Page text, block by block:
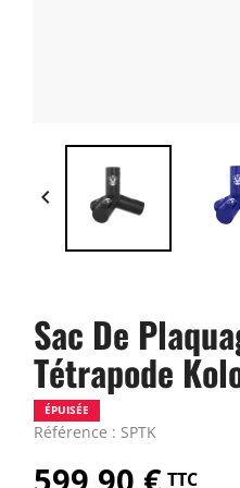

Sac De
Tétrapode
Référence : SPTK
ÉPUISÉE
TTC